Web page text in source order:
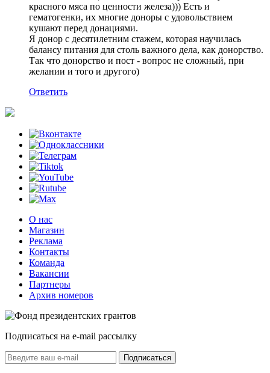
красного мяса по ценности железа))) Есть и
гематогенки, их многие доноры с удовольствием
кушают перед донациями.
Я донор с десятилетним стажем, которая научилась
балансу питания для столь важного дела, как донорство.
Так что донорство и пост - вопрос не сложный, при
желании и того и другого)
Ответить
О нас
Магазин
Реклама
Контакты
Команда
Вакансии
Партнеры
Архив номеров
Подписаться на e-mail рассылку
Подписаться